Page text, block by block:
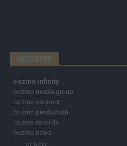
NETZWERK
cozmo infinity
cozmo media group
cozmo connect
cozmo production
cozmo records
cozmo news